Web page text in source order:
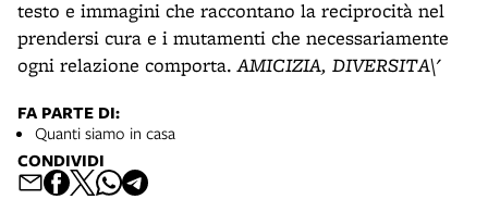
testo e immagini che raccontano la reciprocità nel
prendersi cura e i mutamenti che necessariamente
ogni relazione comporta.AMICIZIA, DIVERSITA\'
FA PARTE DI:
Quanti siamo in casa
CONDIVIDI